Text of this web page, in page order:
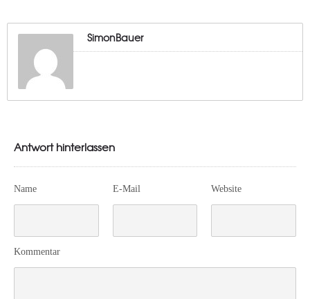
SimonBauer
Antwort hinterlassen
Name E-Mail Website
Kommentar